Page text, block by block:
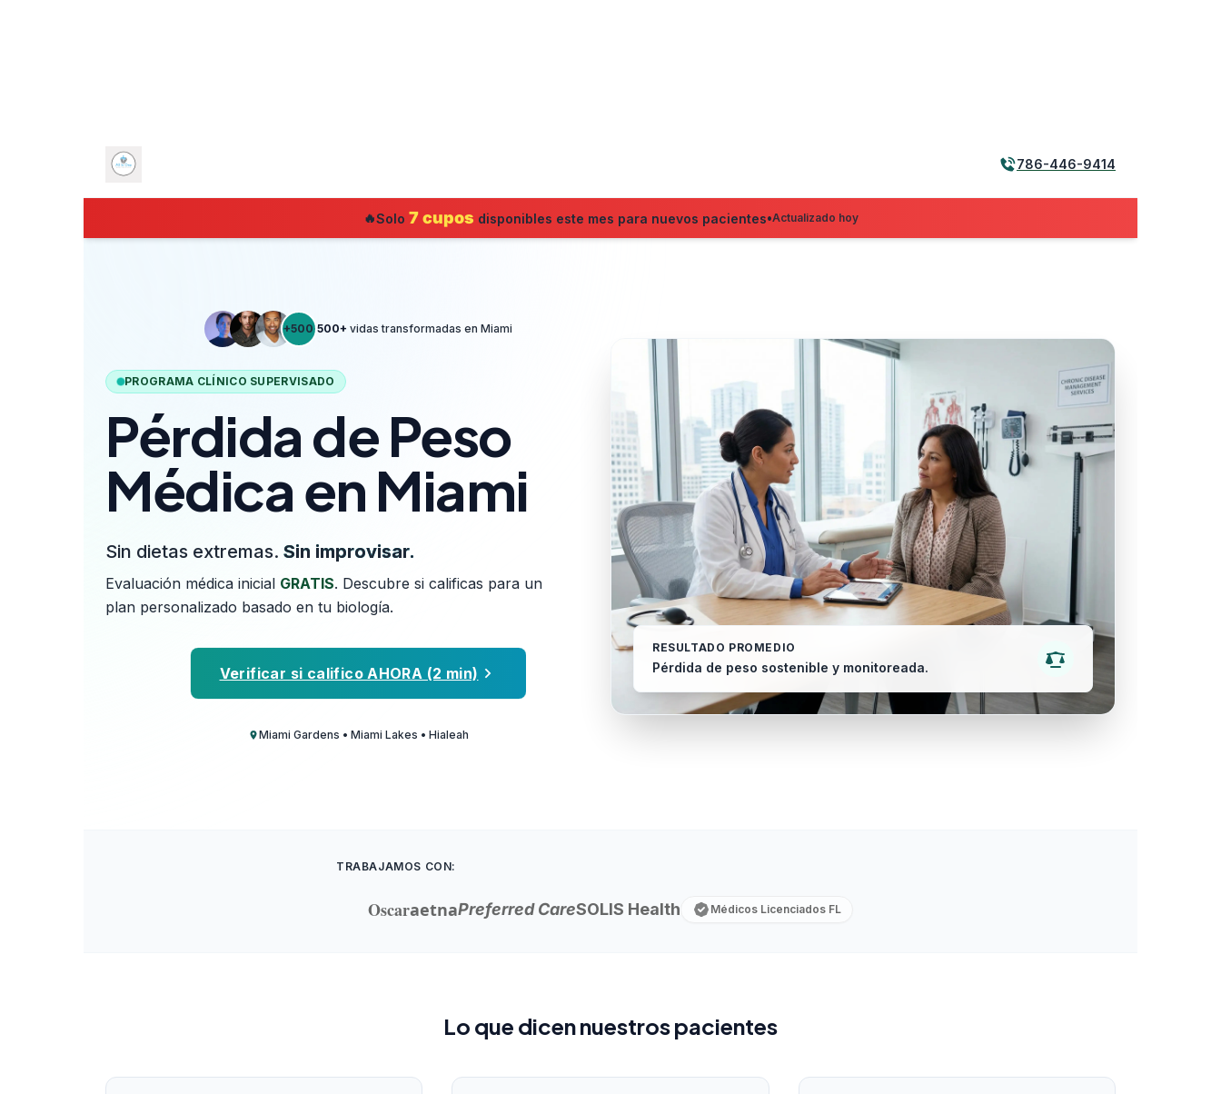
786-446-9414
🔥Solo 7 cupos disponibles este mes para nuevos pacientes•Actualizado hoy
+500 500+ vidas transformadas en Miami
PROGRAMA CLÍNICO SUPERVISADO
Pérdida de Peso
Médica en Miami
Sin dietas extremas. Sin improvisar.
Evaluación médica inicial GRATIS. Descubre si calificas para un
plan personalizado basado en tu biología.
Verificar si califico AHORA (2 min)
Miami Gardens • Miami Lakes • Hialeah
RESULTADO PROMEDIO
Pérdida de peso sostenible y monitoreada.
TRABAJAMOS CON:
OscaraetnaPreferred CareSOLIS Health Médicos Licenciados FL
Lo que dicen nuestros pacientes